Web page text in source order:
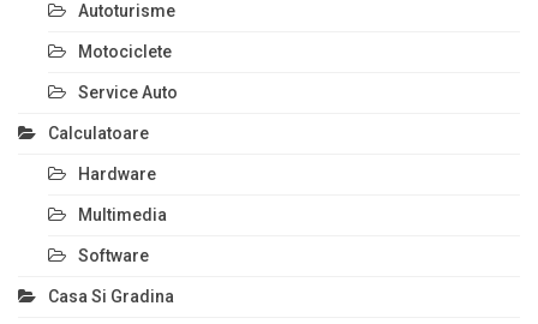
Autoturisme
Motociclete
Service Auto
Calculatoare
Hardware
Multimedia
Software
Casa Si Gradina